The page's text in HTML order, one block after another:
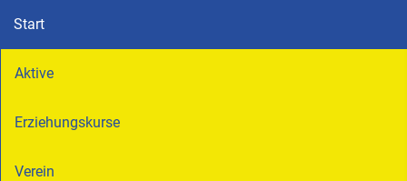
Start
Aktive
Erziehungskurse
Verein